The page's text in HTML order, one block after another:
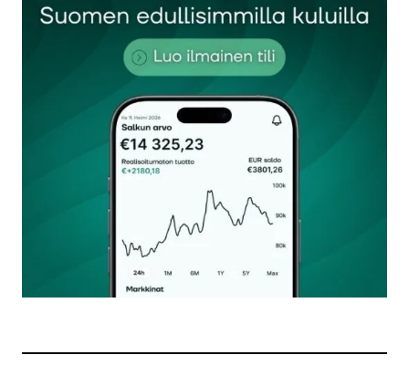
Sähköpostiosoitettasi ei julkaista.Pakolliset
kentät on merkitty*
Kommentti*
Nimesi tai nimimerkkisi
Sähköpostiosoitteesi
Tilaa SalkunRakentajan uutiskirje